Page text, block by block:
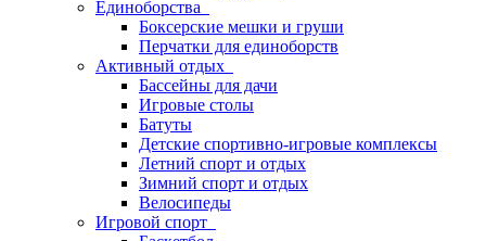
Единоборства
Боксерские мешки и груши
Перчатки для единоборств
Активный отдых
Бассейны для дачи
Игровые столы
Батуты
Детские спортивно-игровые комплексы
Летний спорт и отдых
Зимний спорт и отдых
Велосипеды
Игровой спорт